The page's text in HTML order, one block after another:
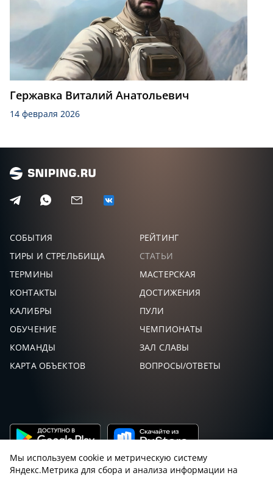
Гержавка Виталий Анатольевич
14 февраля 2026
СОБЫТИЯ
РЕЙТИНГ
ТИРЫ И СТРЕЛЬБИЩА
СТАТЬИ
ТЕРМИНЫ
МАСТЕРСКАЯ
КОНТАКТЫ
ДОСТИЖЕНИЯ
КАЛИБРЫ
ПУЛИ
ОБУЧЕНИЕ
ЧЕМПИОНАТЫ
КОМАНДЫ
ЗАЛ СЛАВЫ
КАРТА ОБЪЕКТОВ
ВОПРОСЫ/ОТВЕТЫ
Мы используем cookie и метрическую систему
Яндекс.Метрика для сбора и анализа информации на